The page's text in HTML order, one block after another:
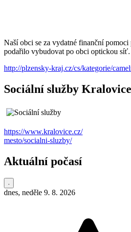
Naší obci se za vydatné finanční
podařilo vybudovat po obci optickou síť.
http://plzensky-kraj.cz/cs/kategorie/
Sociální služby Kralovice
https://www.kralovice.cz/
mesto/socialni-sluzby/
Aktuální počasí
dnes, neděle 9. 8. 2026